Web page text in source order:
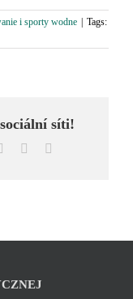
i sporty wodne
Tags:
síti!
Pinterest